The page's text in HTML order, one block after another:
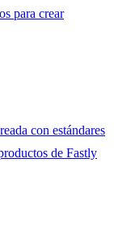
para crear
con estándares
de Fastly